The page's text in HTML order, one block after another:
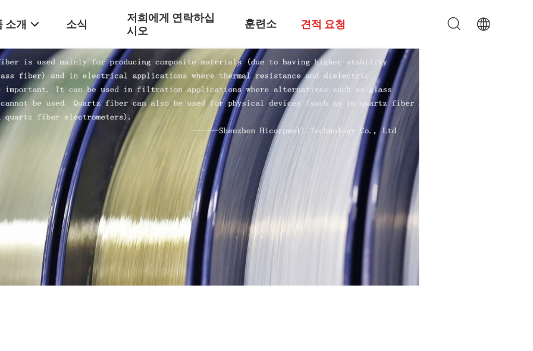
소개 소식
저희에게 연락하십
시오
훈련소 견적 요청